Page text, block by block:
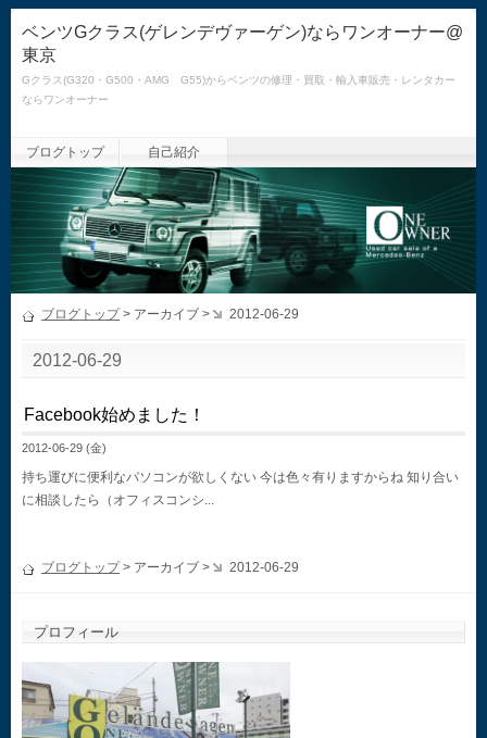
ベンツGクラス(ゲレンデヴァーゲン)ならワンオーナー@
東京
Gクラス(G320・G500・AMG G55)からベンツの修理・買取・輸入車販売・レンタカー
ならワンオーナー
ブログトップ 自己紹介
ブログトップ> アーカイブ > 2012-06-29
2012-06-29
Facebook始めました！
2012-06-29 (金)
持ち運びに便利なパソコンが欲しくない 今は色々有りますからね 知り合い
に相談したら（オフィスコンシ...
ブログトップ> アーカイブ > 2012-06-29
プロフィール